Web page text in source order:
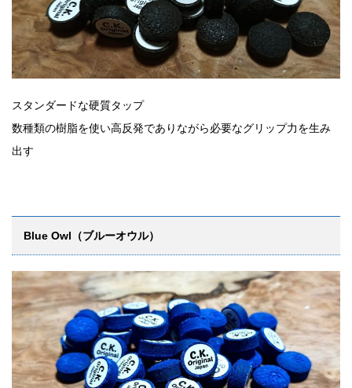
スタンダードな硬質タップ
数種類の樹脂を使い高反発でありながら必要なグリップ力を生み
出す
Blue Owl（ブルーオウル）